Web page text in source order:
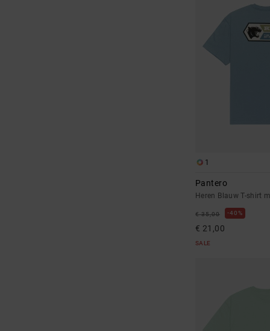
1
Pantero
Heren Blauw T-shirt
€ 35,00 40%
€ 21,00
SALE